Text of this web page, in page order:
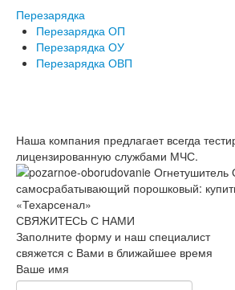
Перезарядка
Перезарядка ОП
Перезарядка ОУ
Перезарядка ОВП
Наша компания предлагает всегда
лицензированную службами МЧС.
СВЯЖИТЕСЬ С НАМИ
Заполните форму и наш специалист
свяжется с Вами в ближайшее время
Ваше имя